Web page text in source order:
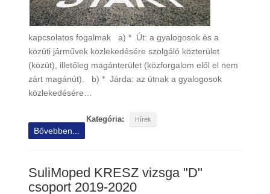
kapcsolatos fogalmak a) * Út: a gyalogosok és a
közúti járművek közlekedésére szolgáló közterület
(közút), illetőleg magánterület (közforgalom elől el nem
zárt magánút). b) * Járda: az útnak a gyalogosok
közlekedésére…
Kategória: Hírek
Bővebben...
SuliMoped KRESZ vizsga "D"
csoport 2019-2020